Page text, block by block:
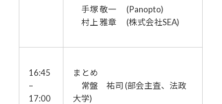
手塚 敬一 (Panopto)
村上 雅章 (株式会社SEA)
16:45
–
17:00
まとめ
常盤 祐司 (部会主査、法政
大学)